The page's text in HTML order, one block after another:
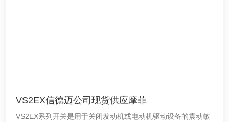
VS2EX信德迈公司现货供应摩菲
VS2EX系列开关是用于关闭发动机或电动机驱动设备的震动敏